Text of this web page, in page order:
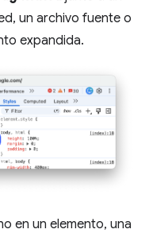
un archivo fuente o
expandida.
en un elemento, una